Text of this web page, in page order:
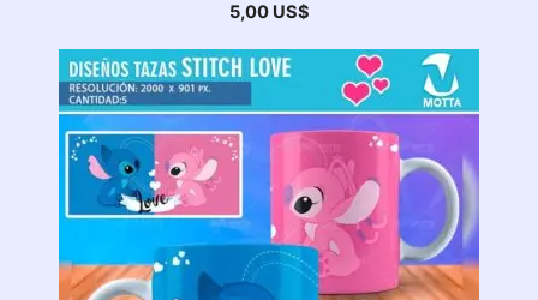
5,00 US$